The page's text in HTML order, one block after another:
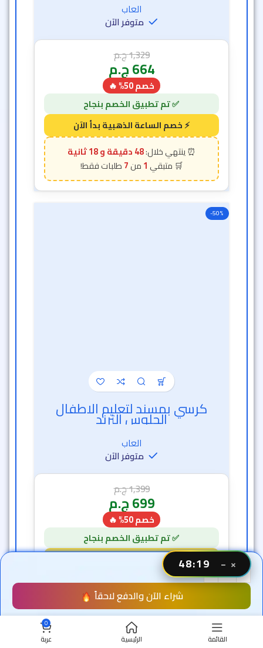
العاب
متوفر الآن
1,329ج.م
664ج.م
خصم 50% 🔥
48 دقيقة و 16 ثانية
1
7
-50%
كرسي بمسند لتعليم الاطفال
الجلوس الترند
العاب
متوفر الآن
1,399ج.م
699ج.م
خصم 50% 🔥
48 دقيقة و 16 ثانية
1
7
شراء الآن والدفع لاحقاً
القائمة الرئيسية
0
عربة
×
−
48:17